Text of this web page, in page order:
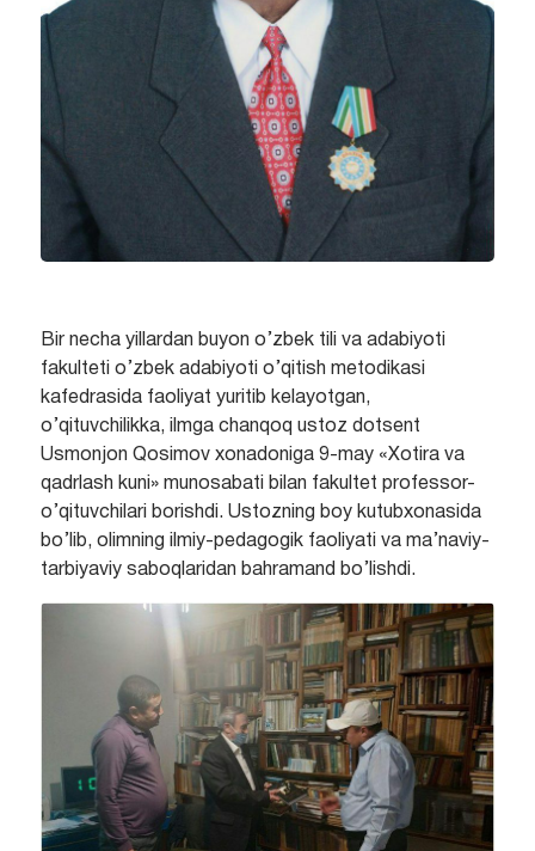
Bir necha yillardan buyon o’zbek tili va adabiyoti
fakulteti o’zbek adabiyoti o’qitish metodikasi
kafedrasida faoliyat yuritib kelayotgan,
o’qituvchilikka, ilmga chanqoq ustoz dotsent
Usmonjon Qosimov xonadoniga 9-may «Xotira va
qadrlash kuni» munosabati bilan fakultet professor-
o’qituvchilari borishdi. Ustozning boy kutubxonasida
bo’lib, olimning ilmiy-pedagogik faoliyati va ma’naviy-
tarbiyaviy saboqlaridan bahramand bo’lishdi.